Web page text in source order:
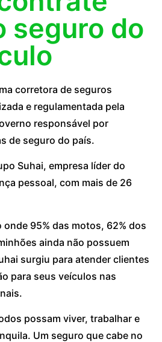
seguro do
corretora de seguros
e regulamentada pela
responsável por
de seguro do país.
Suhai, empresa líder do
pessoal, com mais de 26
onde 95% das motos, 62% dos
ainda não possuem
surgiu para atender clientes
para seus veículos nas
possam viver, trabalhar e
Um seguro que cabe no